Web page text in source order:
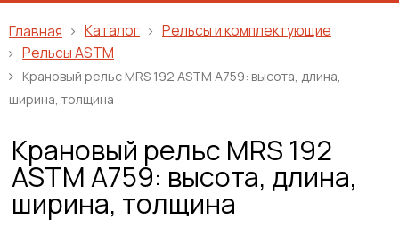
Главная Каталог
Рельсы и комплектующие
Рельсы ASTM
Крановый рельс MRS 192 ASTM A759: высота, длина,
ширина, толщина
Крановый рельс MRS 192
ASTM A759: высота, длина,
ширина, толщина